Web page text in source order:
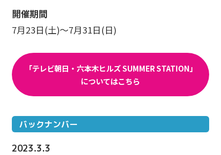
開催期間
7月23日(土)～7月31日(日)
「テレビ朝日・六本木ヒルズ SUMMER STATION」
についてはこちら
バックナンバー
2023.3.3